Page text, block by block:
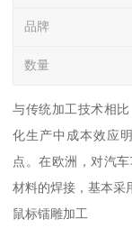
品牌
数量
与传统加工技术相
化生产中成本效应
点。在欧洲，对汽
材料的焊接，基本采
鼠标镭雕加工